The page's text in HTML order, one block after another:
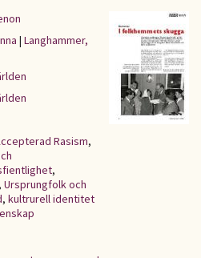
| Langhammer,
Rasism,
,
, Ursprungfolk och
, kultrurell identitet